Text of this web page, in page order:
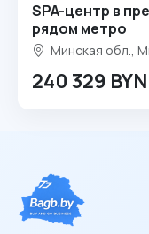
SPA-центр в
рядом метро
Минская обл.,
240 329 BYN